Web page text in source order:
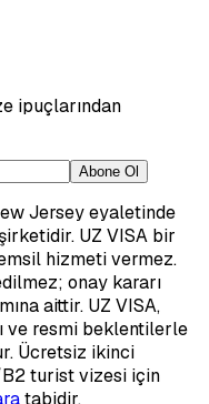
ipuçlarından
Abone Ol
Jersey eyaletinde
UZ VISA bir
hizmeti vermez.
onay kararı
aittir. UZ VISA,
ve resmi beklentilerle
Ücretsiz ikinci
turist vizesi için
tabidir.